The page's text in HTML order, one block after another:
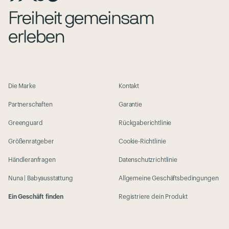
Die Marke
Partnerschaften
Greenguard
Größenratgeber
Händleranfragen
Nuna | Babyausstattung
Ein Geschäft finden
Kontakt
Garantie
Rückgaberichtlinie
Cookie-Richtlinie
Datenschutzrichtlinie
Allgemeine Geschäftsbedingungen
Registriere dein Produkt